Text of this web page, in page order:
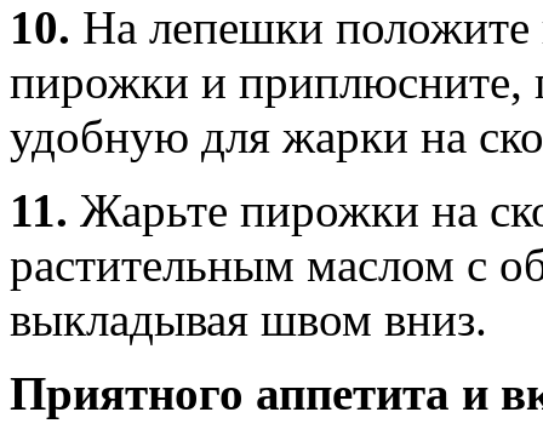
10. На лепешки
пирожки и приплюсните,
удобную для жарки на
11. Жарьте пирожки на
растительным маслом с
выкладывая швом вниз.
Приятного аппетита и